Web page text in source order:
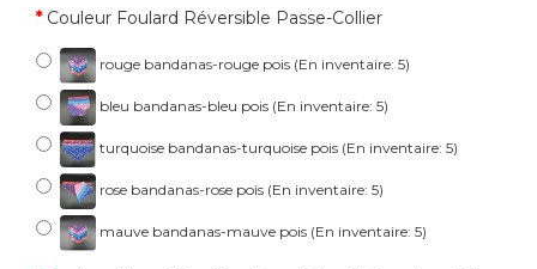
Couleur Foulard Réversible Passe-Collier
rouge bandanas-rouge pois (En inventaire: 5)
bleu bandanas-bleu pois (En inventaire: 5)
turquoise bandanas-turquoise pois (En inventaire: 5)
rose bandanas-rose pois (En inventaire: 5)
mauve bandanas-mauve pois (En inventaire: 5)